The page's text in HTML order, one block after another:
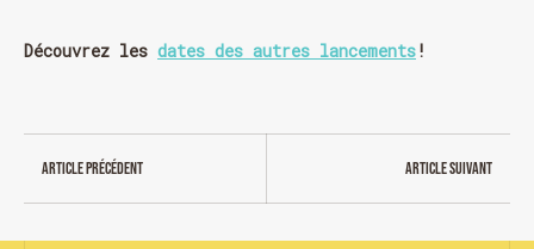
Découvrez les dates des autres lancements!
Article précédent Article suivant